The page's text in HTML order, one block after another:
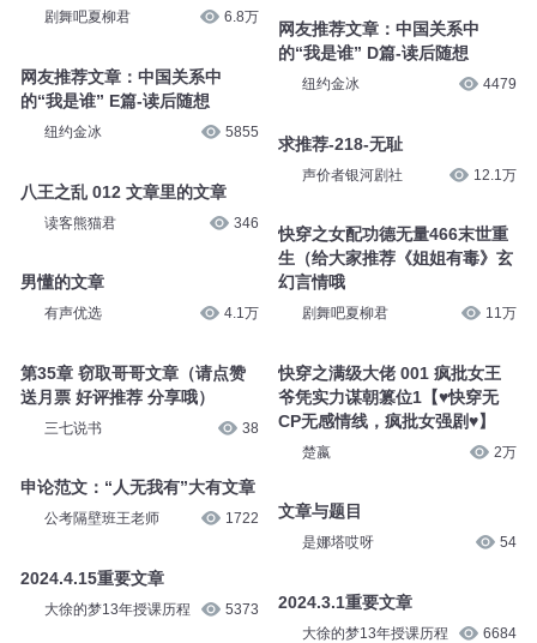
剧舞吧夏柳君 6.8万
网友推荐文章：中国关系中
的“我是谁” E篇-读后随想
纽约金冰 5855
八王之乱 012 文章里的文章
读客熊猫君 346
男懂的文章
有声优选 4.1万
第35章 窃取哥哥文章（请点赞
送月票 好评推荐 分享哦）
三七说书 38
申论范文：“人无我有”大有文章
公考隔壁班王老师 1722
2024.4.15重要文章
大徐的梦13年授课历程 5373
网友推荐文章：中国关系中
的“我是谁” D篇-读后随想
纽约金冰 4479
求推荐-218-无耻
声价者银河剧社 12.1万
快穿之女配功德无量466末世重
生（给大家推荐《姐姐有毒》玄
幻言情哦
剧舞吧夏柳君 11万
快穿之满级大佬 001 疯批女王
爷凭实力谋朝篡位1【♥快穿无
CP无感情线，疯批女强剧♥】
楚嬴 2万
文章与题目
是娜塔哎呀 54
2024.3.1重要文章
大徐的梦13年授课历程 6684